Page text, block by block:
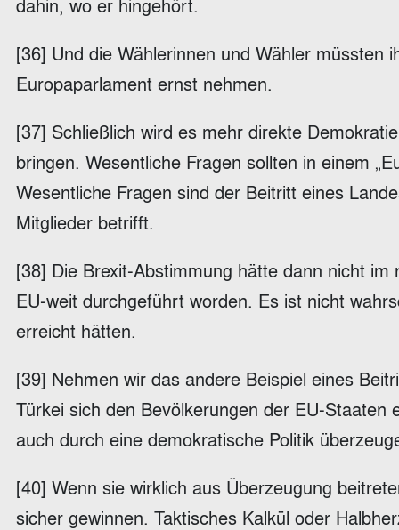
dahin, wo er hingehört.
[36] Und die Wählerinnen und Wähler müssten
Europaparlament ernst nehmen.
[37] Schließlich wird es mehr direkte
bringen. Wesentliche Fragen sollten in einem
Wesentliche Fragen sind der Beitritt eines
Mitglieder betrifft.
[38] Die Brexit-Abstimmung hätte dann nicht
EU-weit durchgeführt worden. Es ist nicht
erreicht hätten.
[39] Nehmen wir das andere Beispiel eines
Türkei sich den Bevölkerungen der EU-
auch durch eine demokratische Politik
[40] Wenn sie wirklich aus Überzeugung
sicher gewinnen. Taktisches Kalkül oder